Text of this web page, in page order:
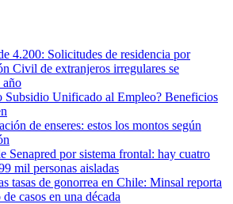
4.200: Solicitudes de residencia por
Civil de extranjeros irregulares se
año
Subsidio Unificado al Empleo? Beneficios
de enseres: estos los montos según
Senapred por sistema frontal: hay cuatro
mil personas aisladas
tasas de gonorrea en Chile: Minsal reporta
casos en una década